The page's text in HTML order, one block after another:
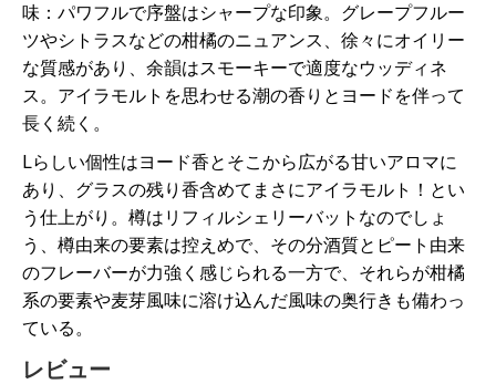
味：パワフルで序盤はシャープな印象。グレープフルー
ツやシトラスなどの柑橘のニュアンス、徐々にオイリー
な質感があり、余韻はスモーキーで適度なウッディネ
ス。アイラモルトを思わせる潮の香りとヨードを伴って
長く続く。
Lらしい個性はヨード香とそこから広がる甘いアロマに
あり、グラスの残り香含めてまさにアイラモルト！とい
う仕上がり。樽はリフィルシェリーバットなのでしょ
う、樽由来の要素は控えめで、その分酒質とピート由来
のフレーバーが力強く感じられる一方で、それらが柑橘
系の要素や麦芽風味に溶け込んだ風味の奥行きも備わっ
ている。
レビュー